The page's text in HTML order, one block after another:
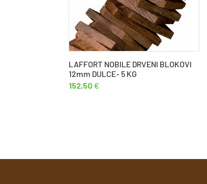
LAFFORT NOBILE DRVENI BLOKOVI
12mm DULCE- 5 KG
152,50 €